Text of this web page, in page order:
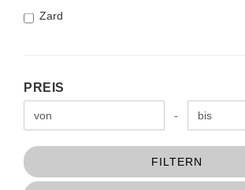
Zard
PREIS
PREIS
Preis bis -
FILTERN